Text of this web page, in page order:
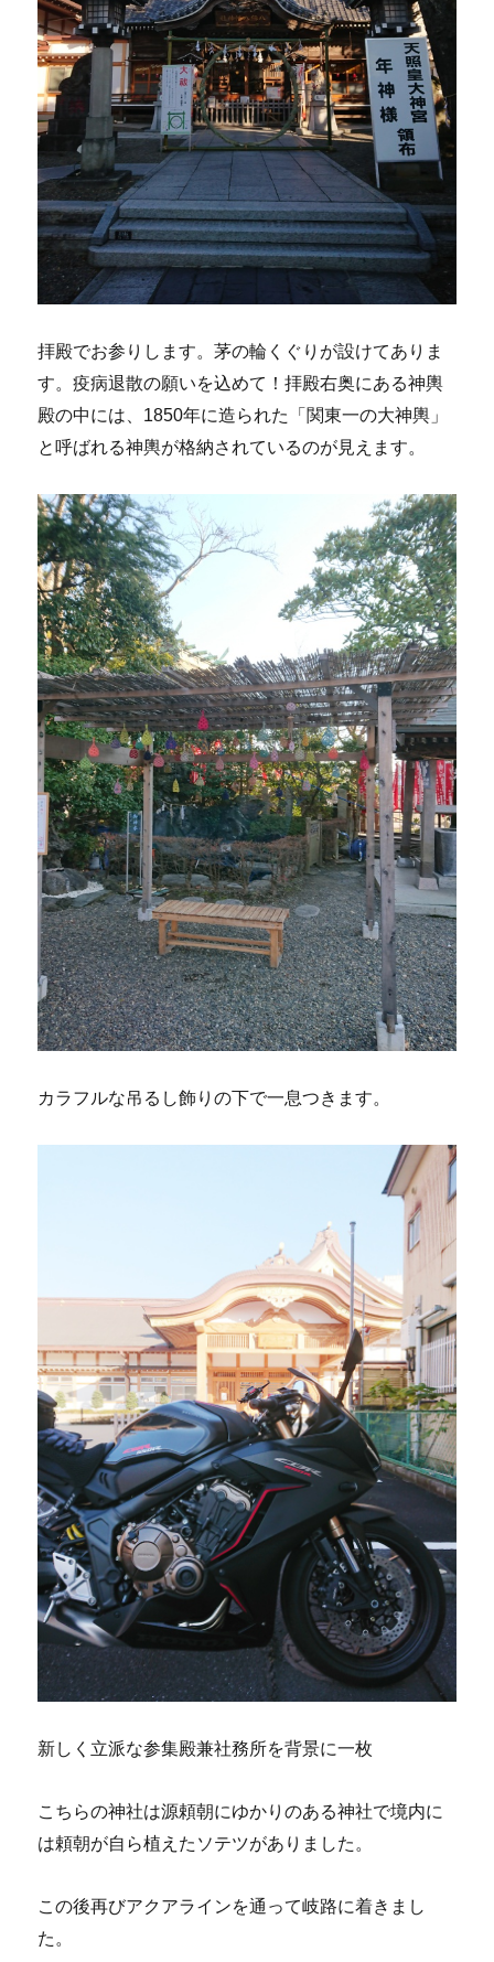
拝殿でお参りします。茅の輪くぐりが設けてありま
す。疫病退散の願いを込めて！拝殿右奥にある神輿
殿の中には、1850年に造られた「関東一の大神輿」
と呼ばれる神輿が格納されているのが見えます。
カラフルな吊るし飾りの下で一息つきます。
新しく立派な参集殿兼社務所を背景に一枚
こちらの神社は源頼朝にゆかりのある神社で境内に
は頼朝が自ら植えたソテツがありました。
この後再びアクアラインを通って岐路に着きまし
た。